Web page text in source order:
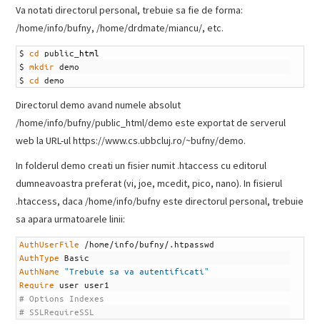
Va notati directorul personal, trebuie sa fie de forma:
/home/info/bufny, /home/drdmate/miancu/, etc.
$ cd public
html
$
mkdir
demo
$
cd demo
Directorul demo avand numele absolut
/home/info/bufny/public_html/demo este exportat de serverul
web la URL-ul https://www.cs.ubbcluj.ro/~bufny/demo.
In folderul demo creati un fisier numit .htaccess cu editorul
dumneavoastra preferat (vi, joe, mcedit, pico, nano). In fisierul
.htaccess, daca /home/info/bufny este directorul personal, trebuie
sa apara urmatoarele linii:
AuthUserFile /home /info /bufny / . htpasswd
AuthType
Basic
AuthName
"Trebuie sa va autentificati"
Require
user
user1
# Options Indexes
# SSLRequireSSL